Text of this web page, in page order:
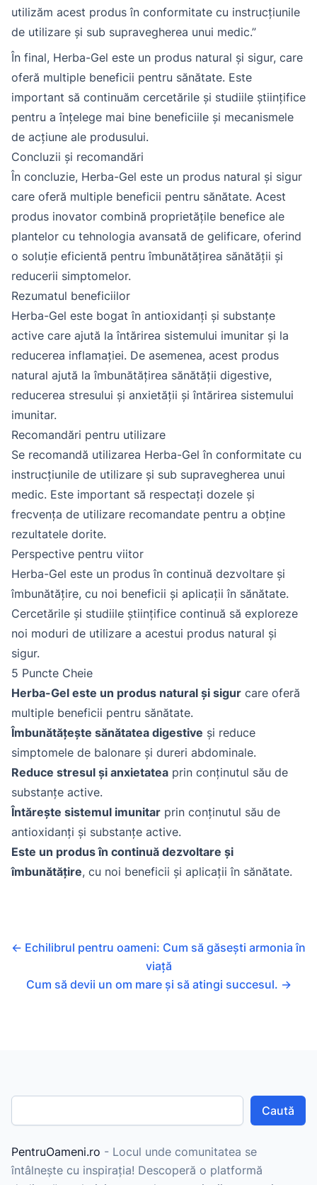
utilizăm acest produs în conformitate cu instrucțiunile
de utilizare și sub supravegherea unui medic.”
În final, Herba-Gel este un produs natural și sigur, care
oferă multiple beneficii pentru sănătate. Este
important să continuăm cercetările și studiile științifice
pentru a înțelege mai bine beneficiile și mecanismele
de acțiune ale produsului.
Concluzii și recomandări
În concluzie, Herba-Gel este un produs natural și sigur
care oferă multiple beneficii pentru sănătate. Acest
produs inovator combină proprietățile benefice ale
plantelor cu tehnologia avansată de gelificare, oferind
o soluție eficientă pentru îmbunătățirea sănătății și
reducerii simptomelor.
Rezumatul beneficiilor
Herba-Gel este bogat în antioxidanți și substanțe
active care ajută la întărirea sistemului imunitar și la
reducerea inflamației. De asemenea, acest produs
natural ajută la îmbunătățirea sănătății digestive,
reducerea stresului și anxietății și întărirea sistemului
imunitar.
Recomandări pentru utilizare
Se recomandă utilizarea Herba-Gel în conformitate cu
instrucțiunile de utilizare și sub supravegherea unui
medic. Este important să respectați dozele și
frecvența de utilizare recomandate pentru a obține
rezultatele dorite.
Perspective pentru viitor
Herba-Gel este un produs în continuă dezvoltare și
îmbunătățire, cu noi beneficii și aplicații în sănătate.
Cercetările și studiile științifice continuă să exploreze
noi moduri de utilizare a acestui produs natural și
sigur.
5 Puncte Cheie
Herba-Gel este un produs natural și sigur care oferă
multiple beneficii pentru sănătate.
Îmbunătățește sănătatea digestive și reduce
simptomele de balonare și dureri abdominale.
Reduce stresul și anxietatea prin conținutul său de
substanțe active.
Întărește sistemul imunitar prin conținutul său de
antioxidanți și substanțe active.
Este un produs în continuă dezvoltare și
îmbunătățire, cu noi beneficii și aplicații în sănătate.
← Echilibrul pentru oameni: Cum să găsești armonia în
viață
Cum să devii un om mare și să atingi succesul. →
Caută
PentruOameni.ro - Locul unde comunitatea se
întâlnește cu inspirația! Descoperă o platformă